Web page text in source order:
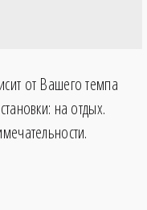
от Вашего темпа
на отдых.